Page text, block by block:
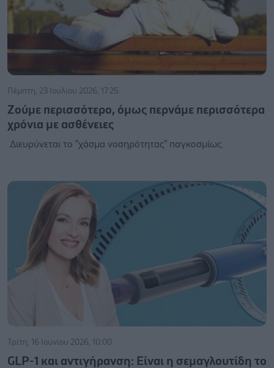
Πέμπτη, 23 Ιουλίου 2026, 17:25
Ζούμε περισσότερο, όμως περνάμε περισσότερα
χρόνια με ασθένειες
Διευρύνεται το "χάσμα νοσηρότητας" παγκοσμίως.
Τρίτη, 16 Ιουνίου 2026, 10:00
GLP-1 και αντιγήρανση: Είναι η σεμαγλουτίδη το